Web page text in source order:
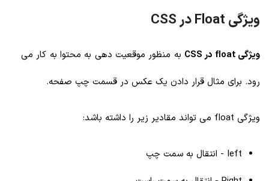
ویژگی Float در CSS
ویژگی float در CSS
به منظور موقعیت دهی به محتوا به کار می
رود. برای مثال قرار دادن یک عکس در قسمت چپ صفحه.
ویژگی float می تواند مقادیر زیر را داشته باشد:
left - انتقال به سمت چپ